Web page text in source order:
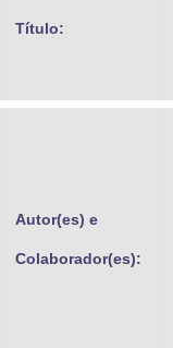
Banco Central do Brasil
Título:
Autor(es) e
Colaborador(es):